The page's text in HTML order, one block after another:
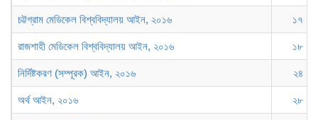
চট্টগ্রাম মেডিকেল বিশ্ববিদ্যালয় আইন, ২০১৬ ১৭
রাজশাহী মেডিকেল বিশ্ববিদ্যালয় আইন, ২০১৬ ১৮
নির্দিষ্টকরণ (সম্পূরক) আইন, ২০১৬ ২৪
অর্থ আইন, ২০১৬ ২৮